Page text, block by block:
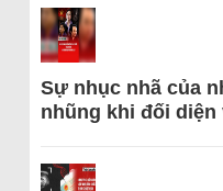
Sự nhục nhã của
nhũng khi đối